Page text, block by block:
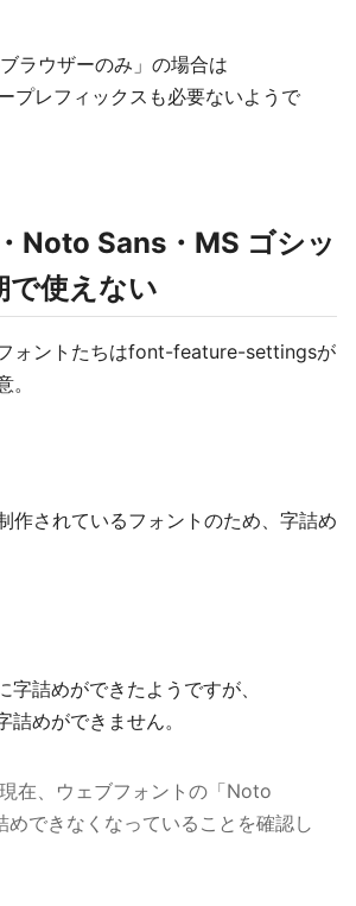
ブラウザーのみ」の場合は
プレフィックスも必要ないようで
Noto Sans・MS ゴシッ
で使えない
ォントたちはfont-feature-settingsが
作されているフォントのため、字詰め
詰めができたようですが、
めができません。
在、ウェブフォントの「Noto
めできなくなっていることを確認し